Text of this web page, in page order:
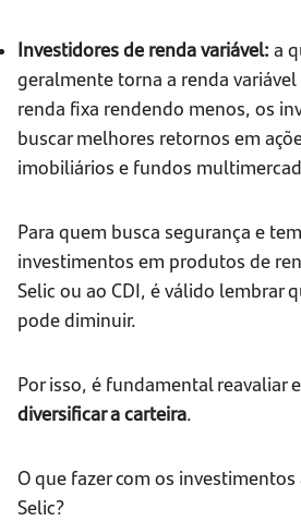
Investidores de renda variável: a
geralmente torna a renda
renda fixa rendendo menos, os
buscar melhores retornos em
imobiliários e fundos
Para quem busca segurança e
investimentos em produtos de
Selic ou ao CDI, é válido lembrar
pode diminuir.
Por isso, é fundamental reavaliar
diversificar a carteira.
O que fazer com os investimentos
Selic?